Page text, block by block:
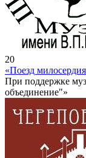
20
«Поезд
При поддержке
объединение"»